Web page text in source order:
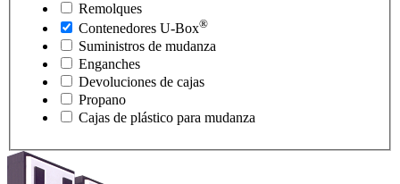
Remolques
Contenedores U-Box®
Suministros de mudanza
Enganches
Devoluciones de cajas
Propano
Cajas de plástico para mudanza